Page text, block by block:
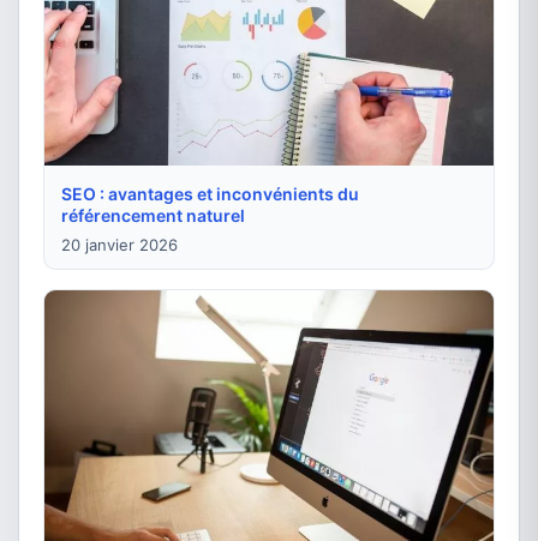
SEO : avantages et inconvénients du
référencement naturel
20 janvier 2026